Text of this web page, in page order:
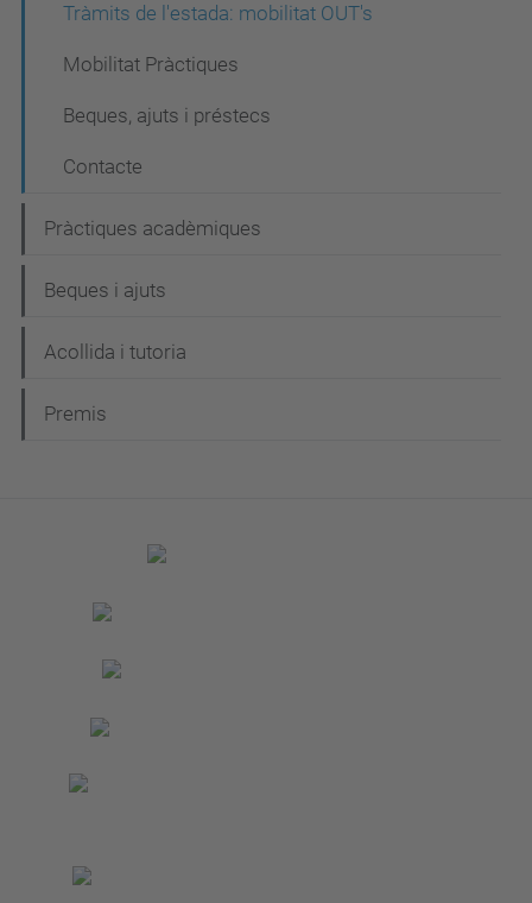
Tràmits de l'estada: mobilitat OUT's
Mobilitat Pràctiques
Beques, ajuts i préstecs
Contacte
Pràctiques acadèmiques
Beques i ajuts
Acollida i tutoria
Premis